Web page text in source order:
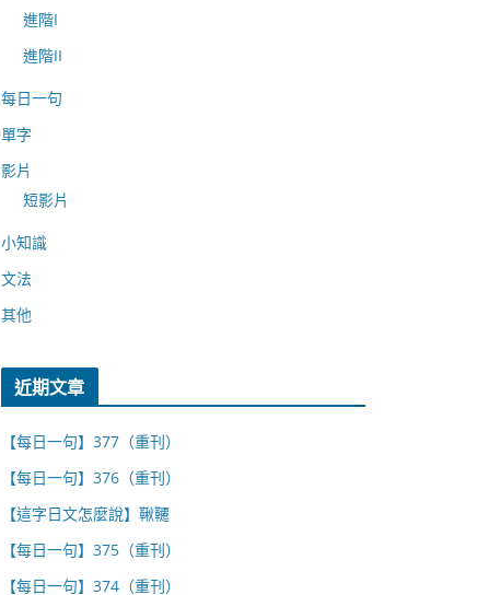
進階I
進階II
每日一句
單字
影片
短影片
小知識
文法
其他
近期文章
【每日一句】377（重刊）
【每日一句】376（重刊）
【這字日文怎麼說】鞦韆
【每日一句】375（重刊）
【每日一句】374（重刊）